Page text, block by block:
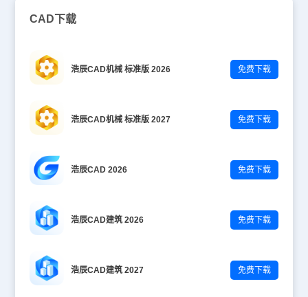
CAD下载
浩辰CAD机械 标准版 2026 免费下载
浩辰CAD机械 标准版 2027 免费下载
浩辰CAD 2026 免费下载
浩辰CAD建筑 2026 免费下载
浩辰CAD建筑 2027 免费下载